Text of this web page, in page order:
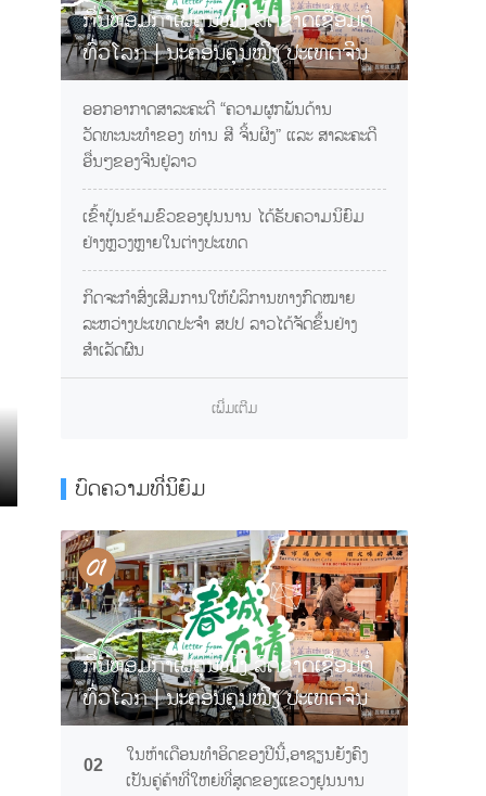
ກິ່ນຫອມກາເຟຄຸນໝິງ ລົດຊາດເຊື່ອມຕໍ່
ທົ່ວໂລກ | ນະຄອນຄຸນໝິງ ປະເທດຈີນ
ການເຊື້ອເຊີນທ່ານຊິມກາເຟຢຸນນານ
ອອກອາກາດສາລະຄະດີ “ຄວາມຜູກພັນດ້ານ
ວັດທະນະທຳຂອງ ທ່ານ ສີ ຈິ້ນຜິງ” ແລະ ສາລະຄະດີ
ອື່ນໆຂອງຈີນຢູ່ລາວ
ເຂົ້າປຸ້ນຂ້າມຂົວຂອງຢຸນນານ ໄດ້ຮັບຄວາມນິຍົມ
ຢ່າງຫຼວງຫຼາຍໃນຕ່າງປະເທດ
ກິດຈະກຳສົ່ງເສີມການໃຫ້ບໍລິການທາງກົດໝາຍ
ລະຫວ່າງປະເທດປະຈຳ ສປປ ລາວໄດ້ຈັດຂຶ້ນຢ່າງ
ສຳເລັດຜົນ
ເພີ່ມເຕີມ
ບົດຄວາມທີ່ນິຍົມ
ກິ່ນຫອມກາເຟຄຸນໝິງ ລົດຊາດເຊື່ອມຕໍ່
ທົ່ວໂລກ | ນະຄອນຄຸນໝິງ ປະເທດຈີນ
ການເຊື້ອເຊີນທ່ານຊິມກາເຟຢຸນນານ
02
ໃນຫ້າເດືອນທຳອິດຂອງປີນີ້,ອາຊຽນຍັງຄົງ
ເປັນຄູ່ຄ້າທີ່ໃຫຍ່ທີ່ສຸດຂອງແຂວງຢຸນນານ